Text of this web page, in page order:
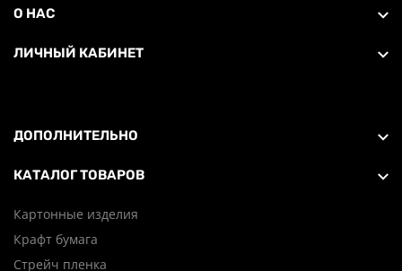
О НАС
ЛИЧНЫЙ КАБИНЕТ
ДОПОЛНИТЕЛЬНО
КАТАЛОГ ТОВАРОВ
Картонные изделия
Крафт бумага
Стрейч пленка